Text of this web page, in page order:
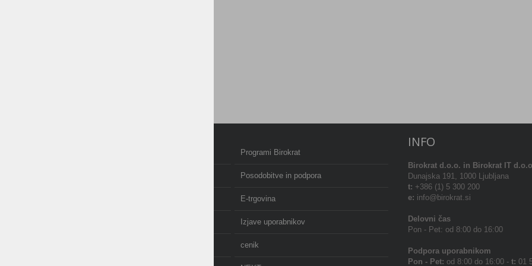
Programi Birokrat
Posodobitve in podpora
E-trgovina
Izjave uporabnikov
cenik
INFO
Birokrat d.o.o. in Birokrat IT
Dunajska 191, 1000 Ljubljana
t: +386 (1) 5 300 200
e: info@birokrat.si
Delovni čas
Pon - Pet: od 8:00 do 16:00
Podpora uporabnikom
Pon - Pet: od 8:00 do 16:00 - t: 01